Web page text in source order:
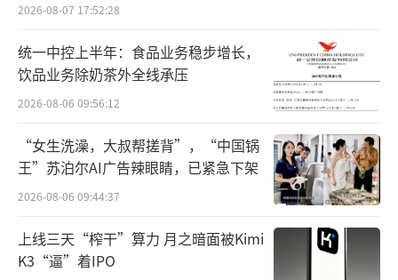
在三特索道方面，深交所曾在去年8月下发
纪律处分，显示三特索道控股股东关联方当代
科技曾构成对三特索道的非经营性资金占用，
累计发生额约42.02亿元，深交所彼时对艾路明
予以了公开谴责。
今年7月，因三特索道未对关联担保及时履
行审议程序及信息披露义务，深交所又对三特
索道下发监管函，并对艾路明予以了通报批评
处分。
2026-08-07 17:52:28
统一中控上半年：食品业务稳步增长，
饮品业务除奶茶外全线承压
2026-08-06 09:56:12
“女生洗澡，大叔帮搓背”，“中国锅
王”苏泊尔AI广告辣眼睛，已紧急下架
2026-08-06 09:44:37
上线三天“榨干”算力 月之暗面被Kimi
K3“逼”着IPO